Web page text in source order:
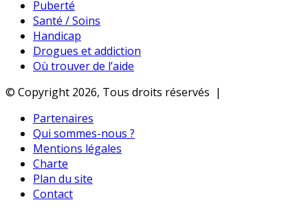
Puberté
Santé / Soins
Handicap
Drogues et addiction
Où trouver de l’aide
© Copyright 2026, Tous droits réservés |
Partenaires
Qui sommes-nous ?
Mentions légales
Charte
Plan du site
Contact